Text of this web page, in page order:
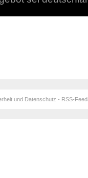
und Datenschutz - RSS-